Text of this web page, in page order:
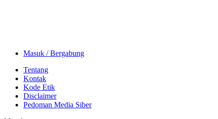
Masuk / Bergabung
Tentang
Kontak
Kode Etik
Disclaimer
Pedoman Media Siber